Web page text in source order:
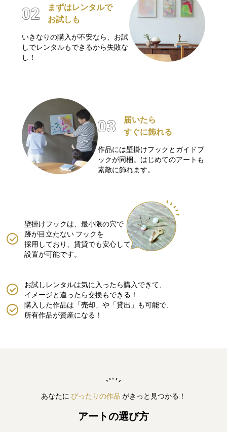
まずはレンタルで
お試しも
いきなりの購入が不安なら、お試
しでレンタルもできるから失敗な
し！
届いたら
すぐに飾れる
作品には壁掛けフックとガイドブ
ックが同梱。はじめてのアートも
素敵に飾れます。
壁掛けフックは、最小限の穴で
跡が目立たない フックを
採用しており、賃貸でも安心して
設置が可能です。
購入した作品は「売却」や「貸出」も可能で、
所有作品が資産になる！
お試しレンタルは気に入ったら購入できて、
イメージと違ったら交換もできる！
あなたに ぴったりの作品 がきっと見つかる！
アートの選び方